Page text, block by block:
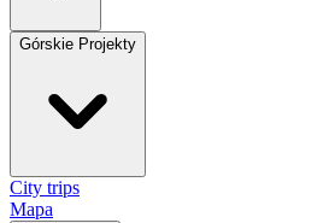
Górskie Projekty
City trips
Mapa